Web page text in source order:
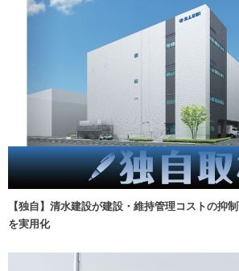
【独自】清水建設が建設・維持管理コストの抑
を実用化